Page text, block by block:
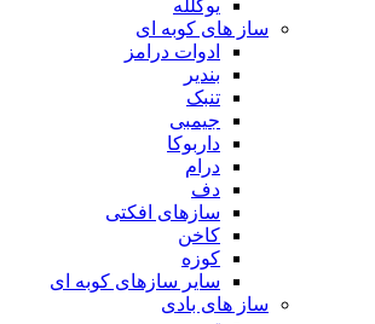
یوکلله
ساز های کوبه ای
ادوات درامز
بندیر
تنبک
جیمبی
داربوکا
درام
دف
سازهای افکتی
کاخن
کوزه
سایر سازهای کوبه ای
ساز های بادی